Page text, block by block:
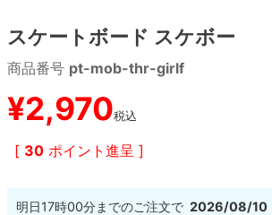
スケートボード スケボー
商品番号 pt-mob-thr-girlf
¥2,970税込
[ 30 ポイント進呈 ]
明日17時00分までのご注文で 2026/08/10
8.9inch
9.0inch以上
シェイプデッキ
9.0inch以上
110mm
30cm